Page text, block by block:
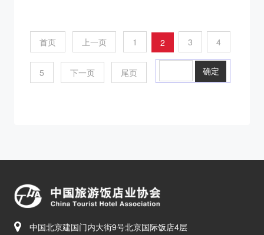
年3月16日 ...
首页 上一页 1 2 3 4
5 下一页 尾页
中国北京建国门内大街9号北京国际饭店4层